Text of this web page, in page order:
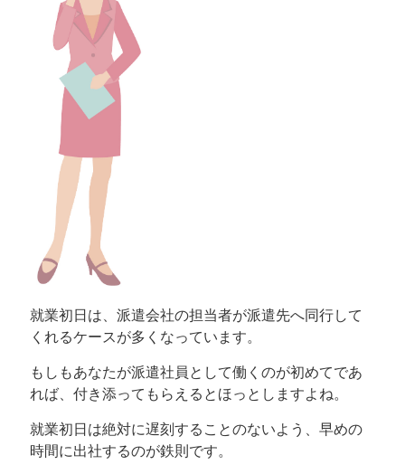
就業初日は、派遣会社の担当者が派遣先へ同行して
くれるケースが多くなっています。
もしもあなたが派遣社員として働くのが初めてであ
れば、付き添ってもらえるとほっとしますよね。
就業初日は絶対に遅刻することのないよう、早めの
時間に出社するのが鉄則です。